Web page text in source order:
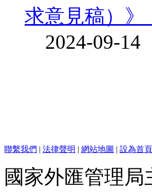
求意見稿）》
2024-09-14
聯繫我們 | 法律聲明 | 網站地圖 | 設為首頁
國家外匯管理